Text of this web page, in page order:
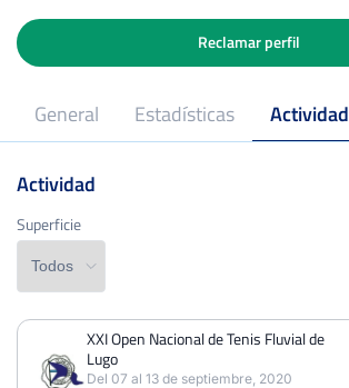
General Estadísticas Actividad
Reclamar perfil
Superficie
PERDIDOSPARTIDOSGANADOS
1 1 0
Actividad
Superficie
XXI Open Nacional de Tenis Fluvial de
Lugo
Del 07 al 13 de septiembre, 2020